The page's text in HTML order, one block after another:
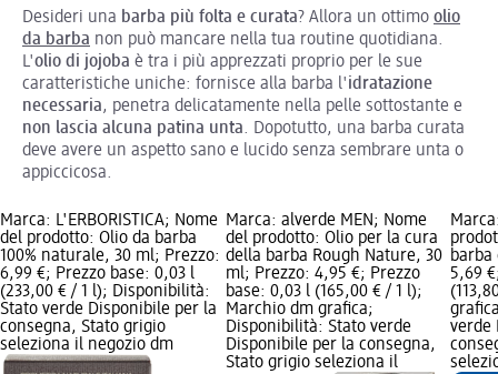
Desideri una barba più folta e curata? Allora un ottimo olio
da barba non può mancare nella tua routine quotidiana.
L'olio di jojoba è tra i più apprezzati proprio per le sue
caratteristiche uniche: fornisce alla barba l'idratazione
necessaria, penetra delicatamente nella pelle sottostante e
non lascia alcuna patina unta. Dopotutto, una barba curata
deve avere un aspetto sano e lucido senza sembrare unta o
appiccicosa.
Marca: L'ERBORISTICA; Nome
del prodotto: Olio da barba
100% naturale, 30 ml; Prezzo:
6,99 €; Prezzo base: 0,03 l
(233,00 € / 1 l); Disponibilità:
Stato verde Disponibile per la
consegna, Stato grigio
seleziona il negozio dm
Marca: alverde MEN; Nome
del prodotto: Olio per la cura
della barba Rough Nature, 30
ml; Prezzo: 4,95 €; Prezzo
base: 0,03 l (165,00 € / 1 l);
Marchio dm grafica;
Disponibilità: Stato verde
Disponibile per la consegna,
Stato grigio seleziona il
barba
5,69
verde